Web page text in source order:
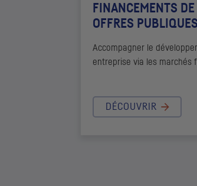
FINANCEMENTS
OFFRES PUBLIQUES
Accompagner le
entreprise via les marchés
DÉCOUVRIR